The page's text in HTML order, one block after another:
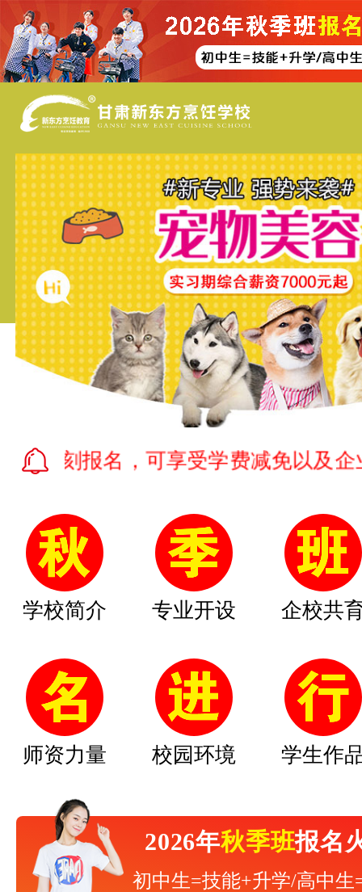
名，可享受学费减免以及企业提供的
学校简介 专业开设 企校共
师资力量 校园环境 学生作
2026年秋季班报名
初中生=技能+升学/高中生